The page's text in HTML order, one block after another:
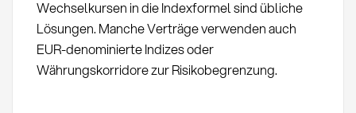
Wechselkursen in die Indexformel sind übliche
Lösungen. Manche Verträge verwenden auch
EUR-denominierte Indizes oder
Währungskorridore zur Risikobegrenzung.